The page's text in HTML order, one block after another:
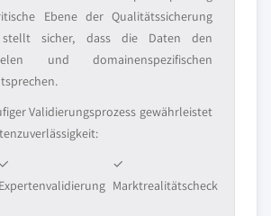
Ebene der Qualitätssicherung
sicher, dass die Daten den
und domainenspezifischen
Validierungsprozess gewährleistet
✓
Expertenvalidierung
✓
Marktrealitätscheck